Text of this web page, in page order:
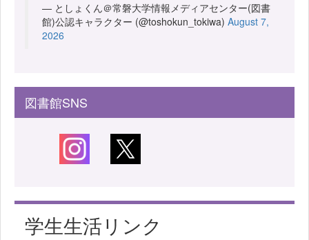
— としょくん＠常磐大学情報メディアセンター(図書
館)公認キャラクター (@toshokun_tokiwa) August 7,
2026
図書館SNS
学生生活リンク